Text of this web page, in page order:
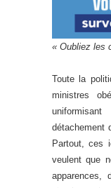
« Oubliez les
Toute la
ministres
détachement
Partout, ces
veulent que
apparences,